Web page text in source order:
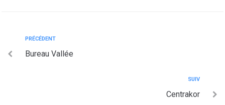
PRÉCÉDENT
Bureau Vallée
SUIV
Centrakor